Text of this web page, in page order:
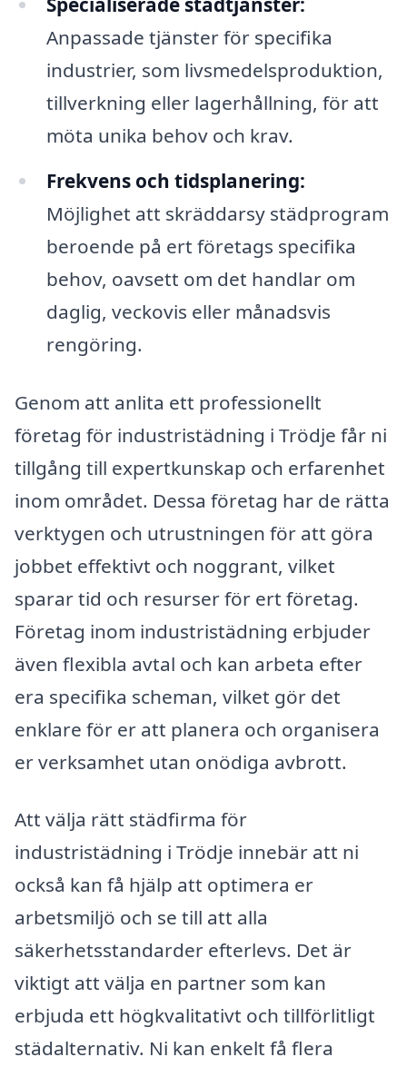
Anpassade tjänster för specifika
industrier, som livsmedelsproduktion,
tillverkning eller lagerhållning, för att
möta unika behov och krav.
Frekvens och tidsplanering:
Möjlighet att skräddarsy städprogram
beroende på ert företags specifika
behov, oavsett om det handlar om
daglig, veckovis eller månadsvis
rengöring.
Genom att anlita ett professionellt
företag för industristädning i Trödje får ni
tillgång till expertkunskap och erfarenhet
inom området. Dessa företag har de rätta
verktygen och utrustningen för att göra
jobbet effektivt och noggrant, vilket
sparar tid och resurser för ert företag.
Företag inom industristädning erbjuder
även flexibla avtal och kan arbeta efter
era specifika scheman, vilket gör det
enklare för er att planera och organisera
er verksamhet utan onödiga avbrott.
Att välja rätt städfirma för
industristädning i Trödje innebär att ni
också kan få hjälp att optimera er
arbetsmiljö och se till att alla
säkerhetsstandarder efterlevs. Det är
viktigt att välja en partner som kan
erbjuda ett högkvalitativt och tillförlitligt
städalternativ. Ni kan enkelt få flera